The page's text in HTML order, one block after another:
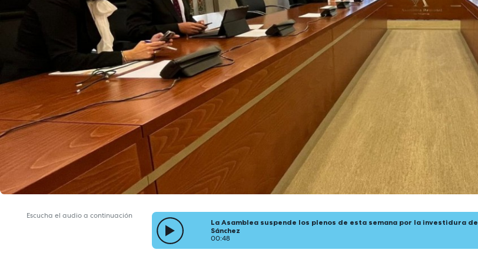
Escucha el audio a continuación
La Asamblea suspende los plenos de esta semana por la investidura de
Sánchez
00:48